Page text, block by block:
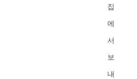
집
에
서
보
내